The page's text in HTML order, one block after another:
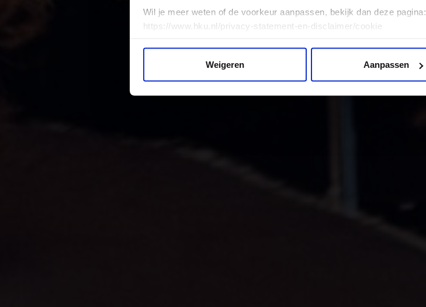
Wil je meer weten of de voorkeur aanpassen, bekijk dan deze pagina:
https://www.hku.nl/privacy-statement-en-disclaimer/cookie
Weigeren Aanpassen